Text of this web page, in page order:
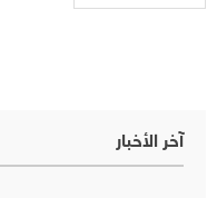
آخر الأخبار